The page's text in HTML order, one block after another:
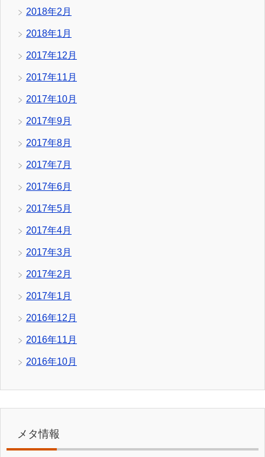
2018年2月
2018年1月
2017年12月
2017年11月
2017年10月
2017年9月
2017年8月
2017年7月
2017年6月
2017年5月
2017年4月
2017年3月
2017年2月
2017年1月
2016年12月
2016年11月
2016年10月
メタ情報